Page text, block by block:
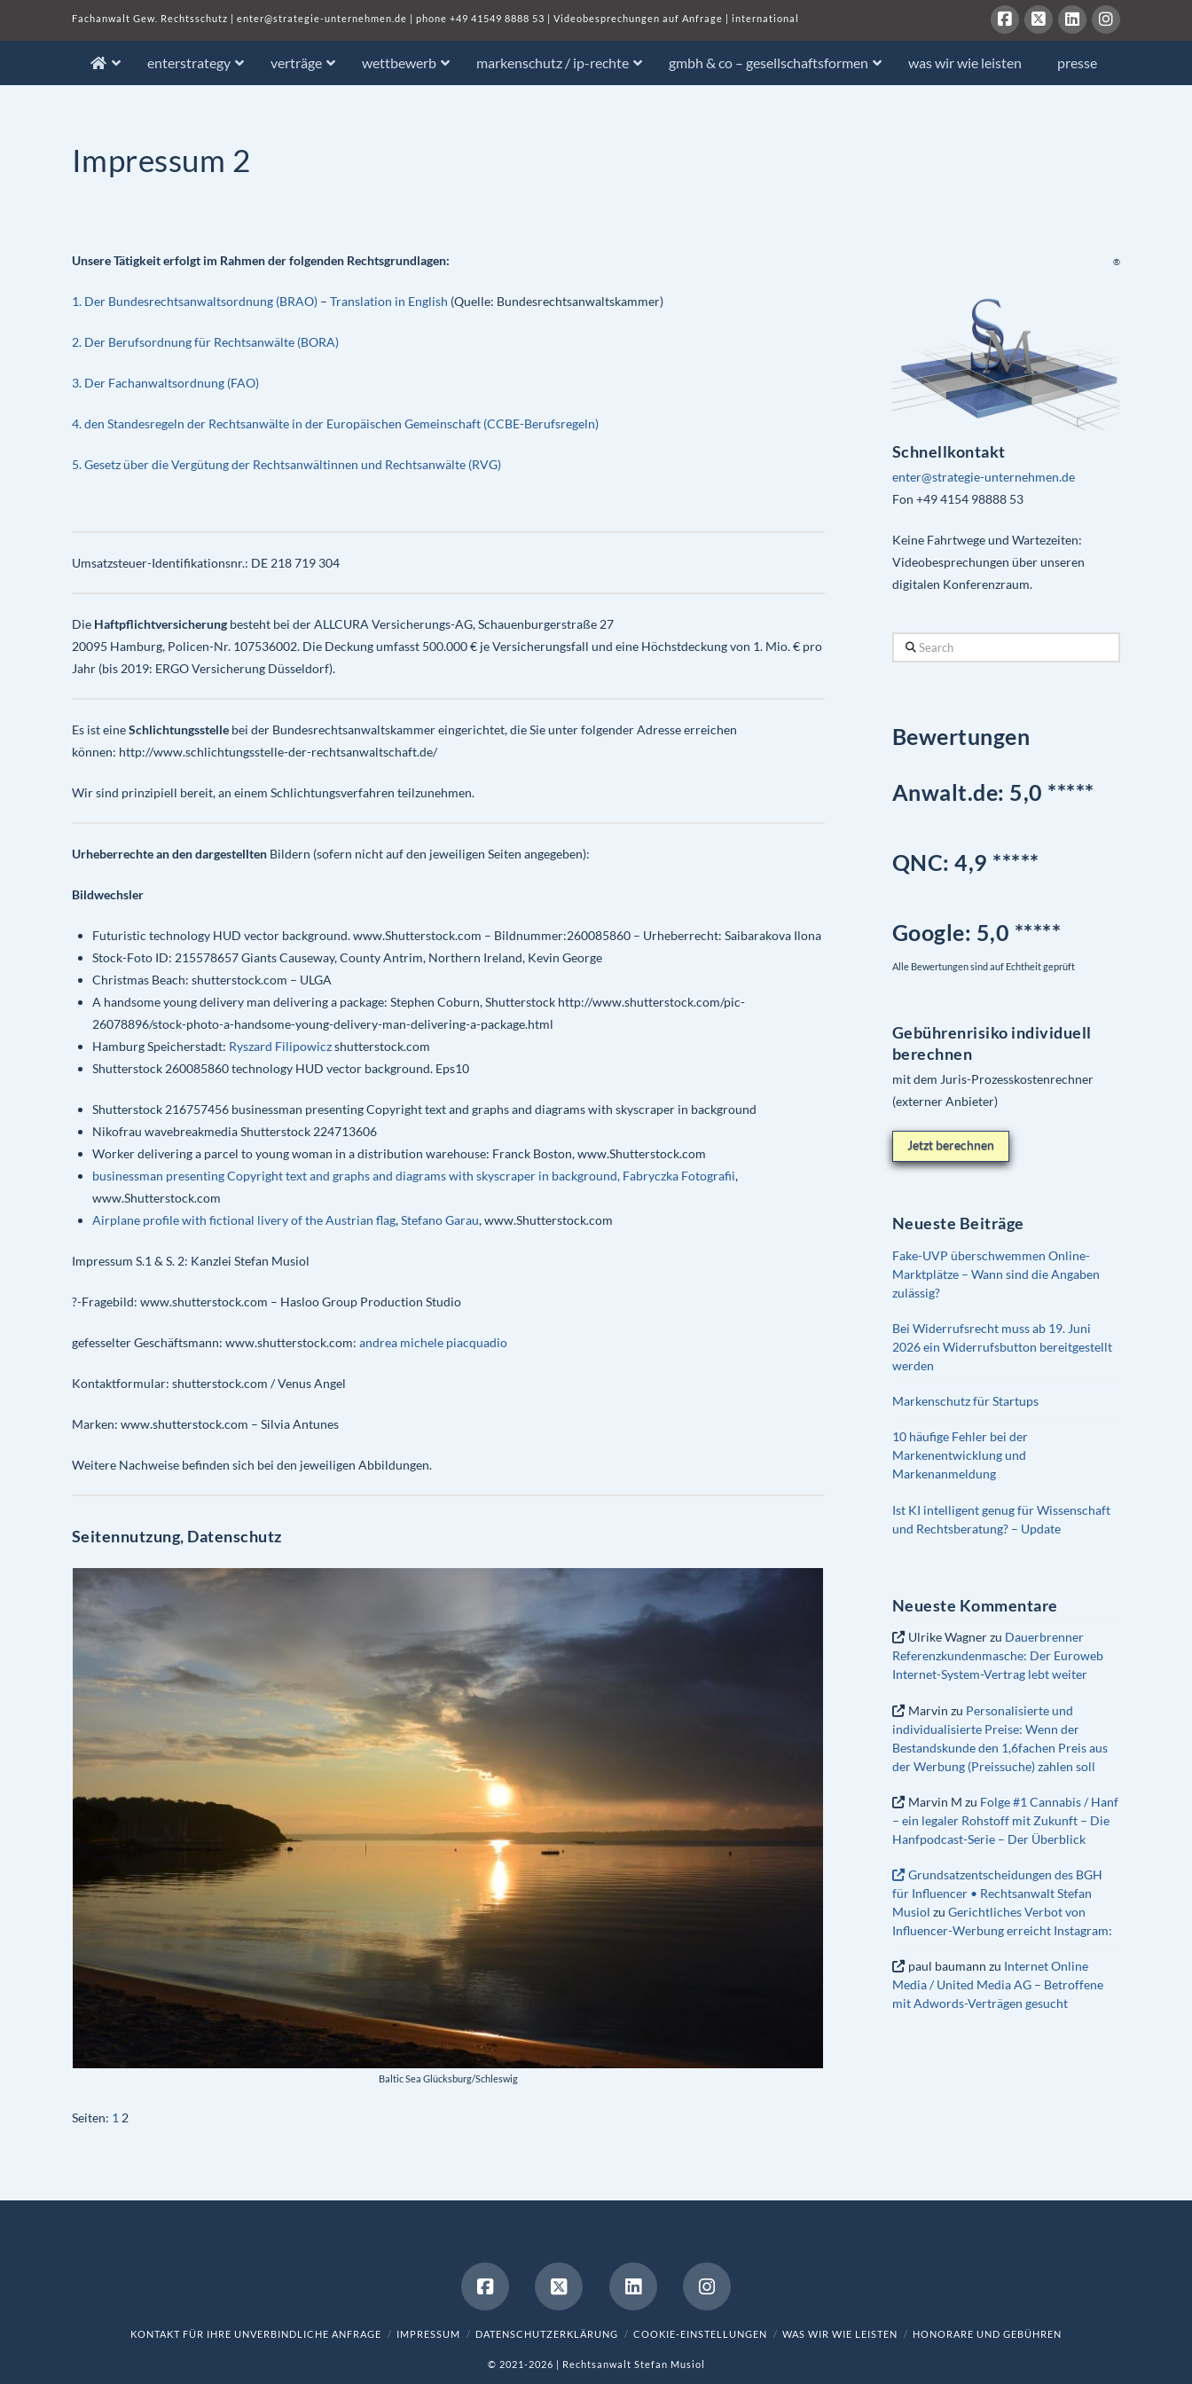
Fachanwalt Gew. Rechtsschutz | enter@strategie-unternehmen.de | phone +49 41549 8888 53 | Videobesprechungen auf Anfrage | international
enterstrategy verträge wettbewerb markenschutz / ip-rechte gmbh & co – gesellschaftsformen was wir wie leisten presse
Impressum 2
Unsere Tätigkeit erfolgt im Rahmen der folgenden Rechtsgrundlagen:
1. Der Bundesrechtsanwaltsordnung (BRAO)– Translation in English (Quelle: Bundesrechtsanwaltskammer)
2. Der Berufsordnung für Rechtsanwälte (BORA)
3. Der Fachanwaltsordnung (FAO)
4. den Standesregeln der Rechtsanwälte in der Europäischen Gemeinschaft (CCBE-Berufsregeln)
5. Gesetz über die Vergütung der Rechtsanwältinnen und Rechtsanwälte (RVG)
Umsatzsteuer-Identifikationsnr.: DE 218 719 304
Die Haftpflichtversicherungbesteht bei der ALLCURA Versicherungs-AG, Schauenburgerstraße 27
20095 Hamburg, Policen-Nr. 107536002. Die Deckung umfasst 500.000 € je Versicherungsfall und eine Höchstdeckung von 1. Mio. € pro
Jahr (bis 2019: ERGO Versicherung Düsseldorf).
Es ist eineSchlichtungsstellebei der Bundesrechtsanwaltskammer eingerichtet, die Sie unter folgender Adresse erreichen
können: http://www.schlichtungsstelle-der-rechtsanwaltschaft.de/
Wir sind prinzipiell bereit, an einem Schlichtungsverfahren teilzunehmen.
Urheberrechte an den dargestellten Bildern (sofern nicht auf den jeweiligen Seiten angegeben):
Bildwechsler
Futuristic technology HUD vector background. www.Shutterstock.com – Bildnummer:260085860 – Urheberrecht: Saibarakova Ilona
Stock-Foto ID: 215578657 Giants Causeway, County Antrim, Northern Ireland, Kevin George
Christmas Beach: shutterstock.com – ULGA
A handsome young delivery man delivering a package: Stephen Coburn, Shutterstock http://www.shutterstock.com/pic-
26078896/stock-photo-a-handsome-young-delivery-man-delivering-a-package.html
Hamburg Speicherstadt: Ryszard Filipowiczshutterstock.com
Shutterstock 260085860 technology HUD vector background. Eps10
Shutterstock 216757456 businessman presenting Copyright text and graphs and diagrams with skyscraper in background
Nikofrau wavebreakmedia Shutterstock 224713606
Worker delivering a parcel to young woman in a distribution warehouse: Franck Boston, www.Shutterstock.com
businessman presenting Copyright text and graphs and diagrams with skyscraper in background, Fabryczka Fotografii,
www.Shutterstock.com
Airplane profile with fictional livery of the Austrian flag,Stefano Garau, www.Shutterstock.com
Impressum S.1 & S. 2: Kanzlei Stefan Musiol
?-Fragebild: www.shutterstock.com – Hasloo Group Production Studio
gefesselter Geschäftsmann: www.shutterstock.com: andrea michele piacquadio
Kontaktformular: shutterstock.com / Venus Angel
Marken: www.shutterstock.com – Silvia Antunes
Weitere Nachweise befinden sich bei den jeweiligen Abbildungen.
Seitennutzung, Datenschutz
Baltic Sea Glücksburg/Schleswig
Seiten: 1 2
®
Schnellkontakt
enter@strategie-unternehmen.de
Fon +49 4154 98888 53
Keine Fahrtwege und Wartezeiten:
Videobesprechungen über unseren
digitalen Konferenzraum.
Search
Bewertungen
Anwalt.de: 5,0 *****
QNC: 4,9 *****
Google: 5,0 *****
Alle Bewertungen sind auf Echtheit geprüft
Gebührenrisiko individuell
berechnen
mit dem Juris-Prozesskostenrechner
(externer Anbieter)
Jetzt berechnen
Neueste Beiträge
Fake-UVP überschwemmen Online-
Marktplätze – Wann sind die Angaben
zulässig?
Bei Widerrufsrecht muss ab 19. Juni
2026 ein Widerrufsbutton bereitgestellt
werden
Markenschutz für Startups
10 häufige Fehler bei der
Markenentwicklung und
Markenanmeldung
Ist KI intelligent genug für Wissenschaft
und Rechtsberatung? – Update
Neueste Kommentare
Ulrike Wagnerzu Dauerbrenner
Referenzkundenmasche: Der Euroweb
Internet-System-Vertrag lebt weiter
Marvin zu Personalisierte und
individualisierte Preise: Wenn der
Bestandskunde den 1,6fachen Preis aus
der Werbung (Preissuche) zahlen soll
Marvin M zu Folge #1 Cannabis / Hanf
– ein legaler Rohstoff mit Zukunft – Die
Hanfpodcast-Serie – Der Überblick
Grundsatzentscheidungen des BGH
für Influencer • Rechtsanwalt Stefan
Musiol zu Gerichtliches Verbot von
Influencer-Werbung erreicht Instagram:
paul baumann zu Internet Online
Media / United Media AG – Betroffene
mit Adwords-Verträgen gesucht
KONTAKT FÜR IHRE UNVERBINDLICHE ANFRAGE IMPRESSUM DATENSCHUTZERKLÄRUNG COOKIE-EINSTELLUNGEN WAS WIR WIE LEISTEN HONORARE UND GEBÜHREN
© 2021-2026 | Rechtsanwalt Stefan Musiol